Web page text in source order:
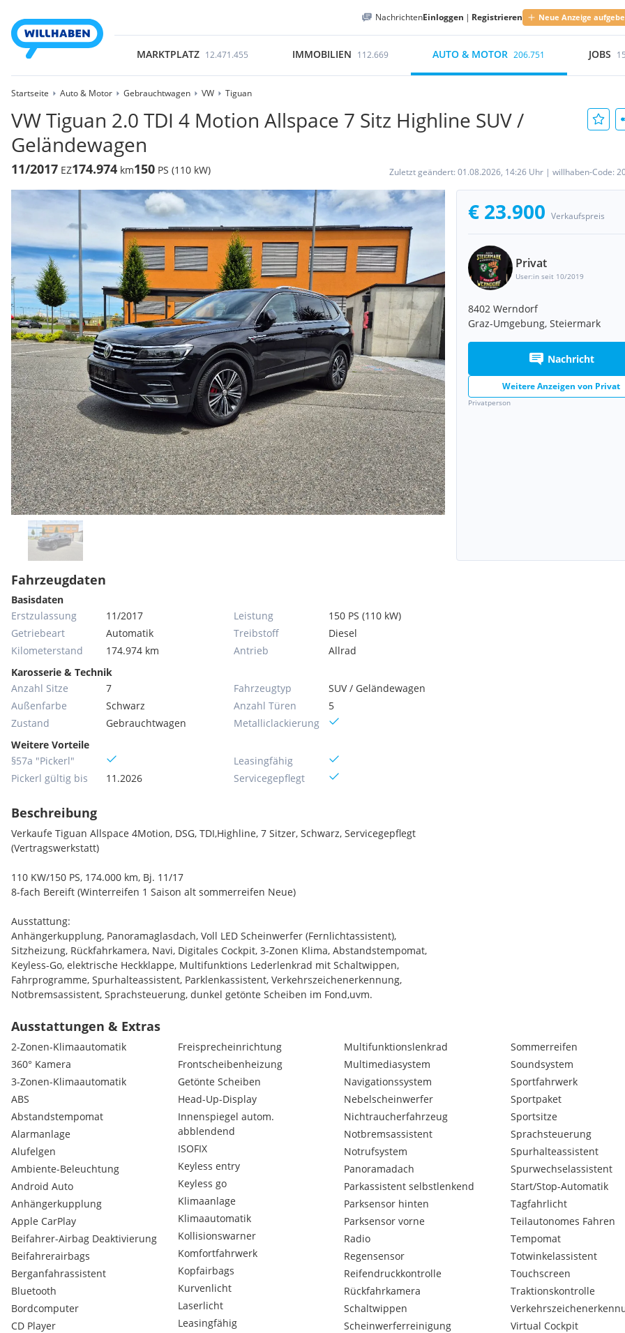
NachrichtenEinloggen | Registrieren Neue Anzeige
MARKTPLATZ 12.471.455 IMMOBILIEN 112.669 AUTO & MOTOR 206.751 JOBS
Startseite Auto & Motor Gebrauchtwagen VW Tiguan
VW Tiguan 2.0 TDI 4 Motion Allspace 7 Sitz Highline SUV /
Geländewagen
11/2017 EZ174.974 km150 PS (110 kW) Zuletzt geändert: 01.08.2026, 14:26 Uhr | willhaben-Code:
€ 23.900 Verkaufspreis
Privat
User:in seit 10/2019
8402 Werndorf
Graz-Umgebung, Steiermark
Nachricht
Weitere Anzeigen von Privat
Privatperson
Fahrzeugdaten
Basisdaten
Erstzulassung
11/2017
Getriebeart
Automatik
Kilometerstand
174.974 km
Leistung
150 PS (110 kW)
Treibstoff
Diesel
Antrieb
Allrad
Karosserie & Technik
Anzahl Sitze
7
Außenfarbe
Schwarz
Zustand
Gebrauchtwagen
Fahrzeugtyp
SUV / Geländewagen
Anzahl Türen
5
Metallic­lackierung
Weitere Vorteile
§57a "Pickerl"
Pickerl gültig bis
11.2026
Leasingfähig
Servicegepflegt
Beschreibung
Verkaufe Tiguan Allspace 4Motion, DSG, TDI,Highline, 7 Sitzer, Schwarz, Servicegepflegt
(Vertragswerkstatt)
110 KW/150 PS, 174.000 km, Bj. 11/17
8-fach Bereift (Winterreifen 1 Saison alt sommerreifen Neue)
Ausstattung:
Anhängerkupplung, Panoramaglasdach, Voll LED Scheinwerfer (Fernlichtassistent),
Sitzheizung, Rückfahrkamera, Navi, Digitales Cockpit, 3-Zonen Klima, Abstandstempomat,
Keyless-Go, elektrische Heckklappe, Multifunktions Lederlenkrad mit Schaltwippen,
Fahrprogramme, Spurhalteassistent, Parklenkassistent, Verkehrszeichenerkennung,
Notbremsassistent, Sprachsteuerung, dunkel getönte Scheiben im Fond,uvm.
Glühkerzen, Batterie, Bremsen mit Scheiben vorne Neu Getriebe Service neu
Privat verkauft Ohne Garantie und Rücknahme
Ausstattungen & Extras
2-Zonen-Klimaautomatik
360° Kamera
3-Zonen-Klimaautomatik
ABS
Abstandstempomat
Alarmanlage
Alufelgen
Ambiente-Beleuchtung
Android Auto
Anhängerkupplung
Apple CarPlay
Beifahrer-Airbag Deaktivierung
Beifahrerairbags
Berganfahrassistent
Bluetooth
Bordcomputer
CD Player
Freisprecheinrichtung
Frontscheibenheizung
Getönte Scheiben
Head-Up-Display
Innenspiegel autom.
abblendend
ISOFIX
Keyless entry
Keyless go
Klimaanlage
Klimaautomatik
Kollisionswarner
Komfortfahrwerk
Kopfairbags
Kurvenlicht
Laserlicht
Leasingfähig
Multifunktionslenkrad
Multimediasystem
Navigationssystem
Nebelscheinwerfer
Nichtraucherfahrzeug
Notbremsassistent
Notrufsystem
Panoramadach
Parkassistent selbstlenkend
Parksensor hinten
Parksensor vorne
Radio
Regensensor
Reifendruckkontrolle
Rückfahrkamera
Schaltwippen
Scheinwerferreinigung
Sommerreifen
Soundsystem
Sportfahrwerk
Sportpaket
Sportsitze
Sprachsteuerung
Spurhalteassistent
Spurwechselassistent
Start/Stop-Automatik
Tagfahrlicht
Teilautonomes Fahren
Tempomat
Totwinkelassistent
Touchscreen
Traktionskontrolle
Virtual Cockpit